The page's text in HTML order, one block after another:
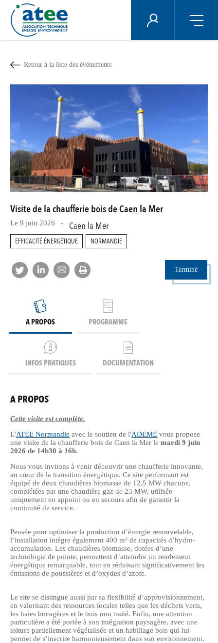
contenu
principal
ÉNERGIE PLUS
Retour à la liste des événements
Visite de la chaufferie bois de Caen la Mer
Le 9 juin 2026 - Caen la Mer
EFFICACITÉ ÉNERGÉTIQUE NORMANDIE
Terminé
A PROPOS PROGRAMME
INFOS PRATIQUES DOCUMENTATION
A PROPOS
Cette visite est complète.
L'ATEE Normandie avec le soutien de l'ADEME vous propose
une visite de la chaufferie bois de Caen la Mer lemardi 9 juin
2026 de 14h30 à 16h.
Nous vous invitons à venir découvrir une chaufferie innovante,
au cœur de la transition énergétique. Ce site performant est
équipé de deux chaudières biomasse de 12,5 MW chacune,
complétées par une chaudière gaz de 23 MW, utilisée
uniquement en appoint ou en secours afin de garantir la
continuité de service.
Pensée pour optimiser la production d’énergie renouvelable,
l’installation intègre également 400 m³ de capacités d’hydro-
accumulation. Les chaudières biomasse, dotées d’une
technologie de pointe, permettent d’atteindre un rendement
énergétique remarquable, tout en réduisant significativement les
émissions de poussières et d’oxydes d’azote.
Le site se distingue aussi par sa flexibilité d’approvisionnement,
en valorisant des ressources locales telles que les déchets verts,
les haies bocagères et le bois non traité. Enfin, une attention
particulière a été portée à son intégration paysagère, avec une
toiture partiellement végétalisée et un habillage bois qui lui
permet de s’inscrire harmonieusement dans son environnement.
Panneau de gestion des cookies